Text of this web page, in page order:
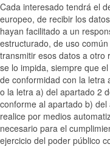
Cada interesado tendrá el
europeo, de recibir los
hayan facilitado a un
estructurado, de uso
transmitir esos datos a otro
se lo impida, siempre que
de conformidad con la letra
o la letra a) del apartado 2
conforme al apartado b)
realice por medios
necesario para el
ejercicio del poder público